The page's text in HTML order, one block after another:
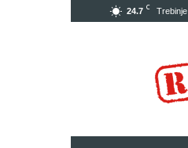
24.7 C Trebinje